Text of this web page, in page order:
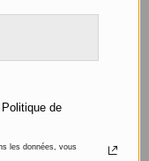
Politique de
les données, vous